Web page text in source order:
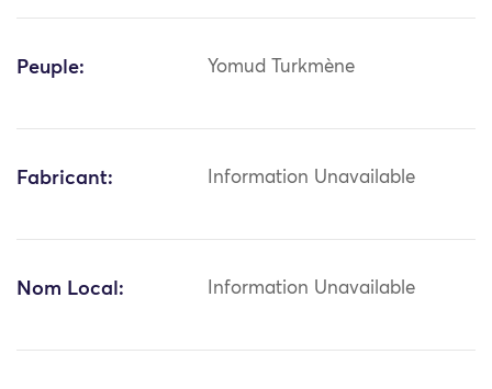
Peuple: Yomud Turkmène
Fabricant: Information Unavailable
Nom Local: Information Unavailable